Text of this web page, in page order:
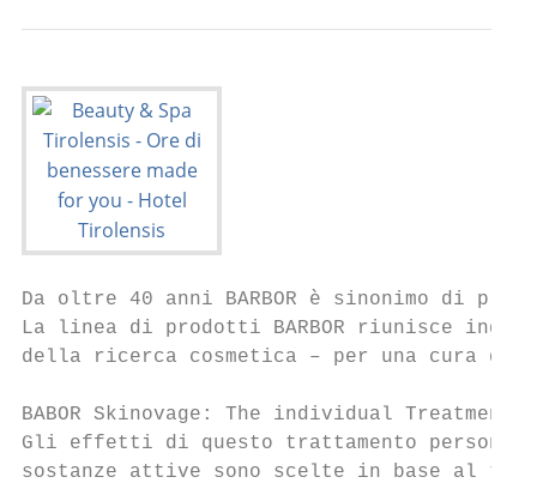
Da oltre 40 anni BARBOR è sinonimo
La linea di prodotti BARBOR riunisce
della ricerca cosmetica – per una cura
BABOR Skinovage: The individual Treatment
Gli effetti di questo trattamento
sostanze attive sono scelte in base al